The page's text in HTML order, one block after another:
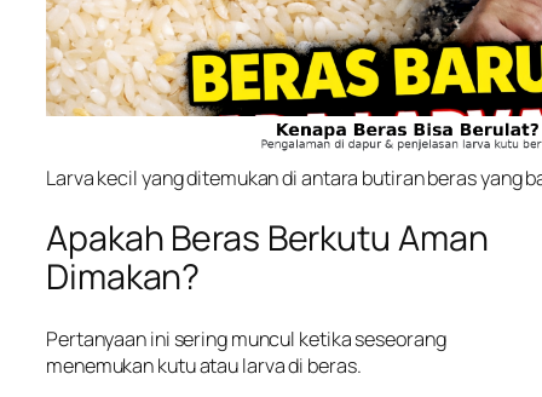
Larva kecil yang ditemukan di antara butiran beras yang
Apakah Beras Berkutu Aman
Dimakan?
Pertanyaan ini sering muncul ketika seseorang
menemukan kutu atau larva di beras.